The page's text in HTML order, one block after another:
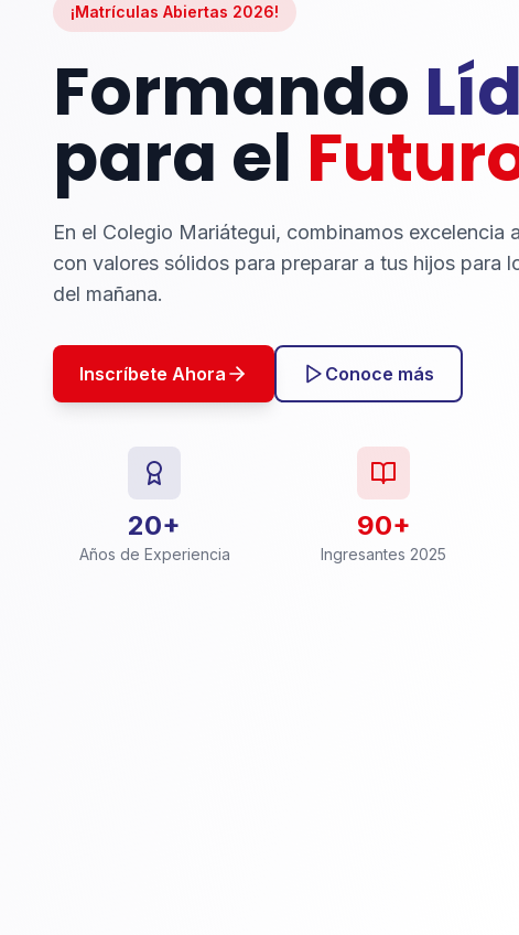
¡Matrículas Abiertas 2026!
Formando
para el
En el Colegio Mariátegui, combinamos excelencia
con valores sólidos para preparar a tus hijos para
del mañana.
Inscríbete Ahora Conoce más
20+
Años de Experiencia
90+
Ingresantes 2025